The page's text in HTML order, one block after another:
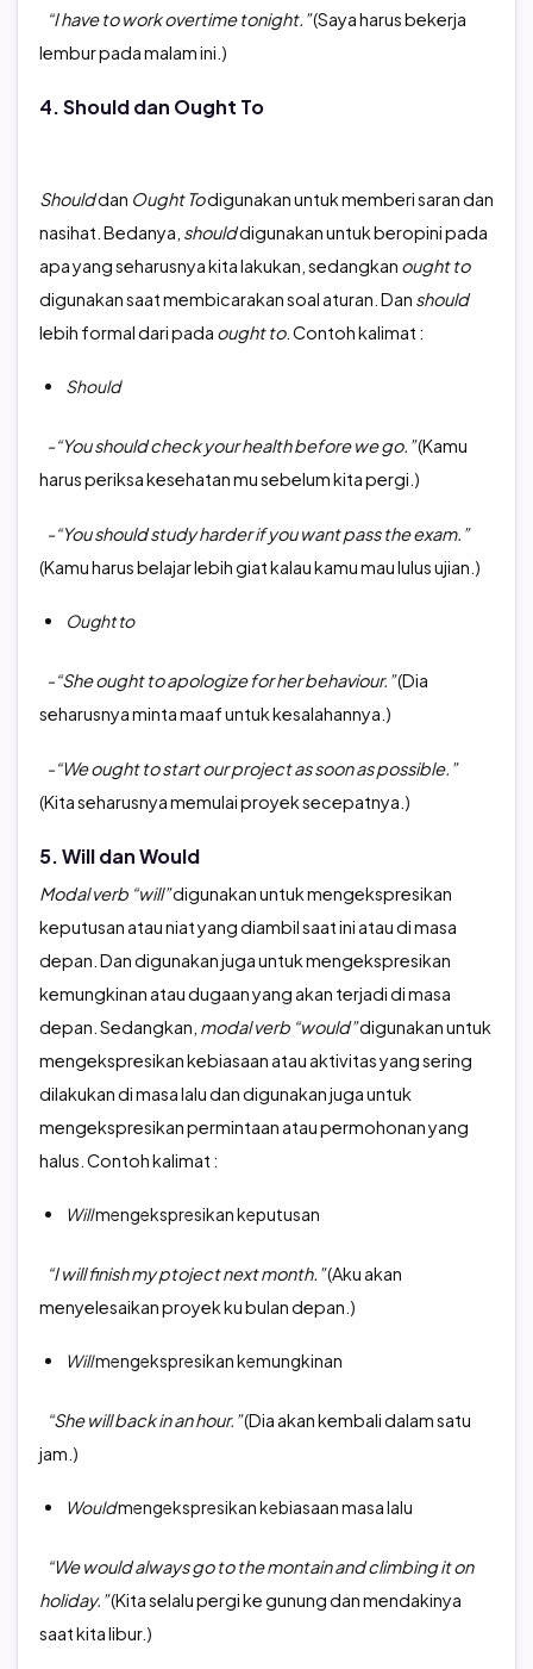
“I have to work overtime tonight.”(Saya harus bekerja
lembur pada malam ini.)
4. Should dan Ought To
Shoulddan Ought Todigunakan untuk memberi saran dan
nasihat. Bedanya, shoulddigunakan untuk beropini pada
apa yang seharusnya kita lakukan, sedangkan ought to
digunakan saat membicarakan soal aturan. Dan should
lebih formal dari pada ought to. Contoh kalimat :
Should
-“You should check your health before we go.”(Kamu
harus periksa kesehatan mu sebelum kita pergi.)
-“You should study harder if you want pass the exam.”
(Kamu harus belajar lebih giat kalau kamu mau lulus ujian.)
Ought to
-“She ought to apologize for her behaviour.”(Dia
seharusnya minta maaf untuk kesalahannya.)
-“We ought to start our project as soon as possible.”
(Kita seharusnya memulai proyek secepatnya.)
5. Will dan Would
Modal verb “will”digunakan untuk mengekspresikan
keputusan atau niat yang diambil saat ini atau di masa
depan. Dan digunakan juga untuk mengekspresikan
kemungkinan atau dugaan yang akan terjadi di masa
depan. Sedangkan, modal verb “would”digunakan untuk
mengekspresikan kebiasaan atau aktivitas yang sering
dilakukan di masa lalu dan digunakan juga untuk
mengekspresikan permintaan atau permohonan yang
halus. Contoh kalimat :
Willmengekspresikan keputusan
“I will finish my ptoject next month.”(Aku akan
menyelesaikan proyek ku bulan depan.)
Willmengekspresikan kemungkinan
“She will back in an hour.”(Dia akan kembali dalam satu
jam.)
Wouldmengekspresikan kebiasaan masa lalu
“We would always go to the montain and climbing it on
holiday.”(Kita selalu pergi ke gunung dan mendakinya
saat kita libur.)